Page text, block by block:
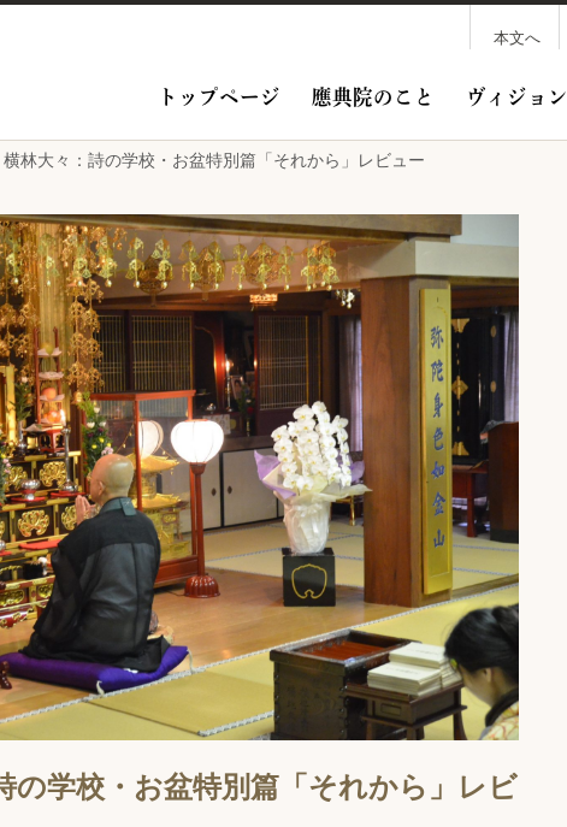
本文へ
トップページ 應典院のこと ヴィジョン
林大々：詩の学校・お盆特別篇「それから」レビュー
の学校・お盆特別篇「それから」レビ